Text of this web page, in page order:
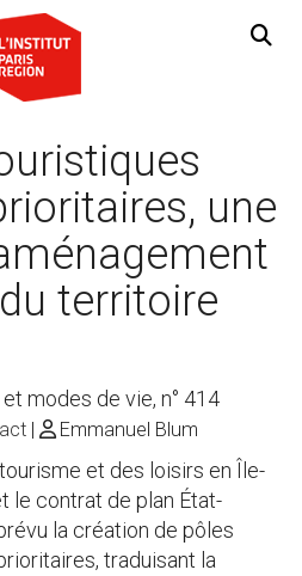
une
territoire
modes de vie, n° 414
Emmanuel Blum
et des loisirs en Île-
le contrat de plan État-
la création de pôles
traduisant la